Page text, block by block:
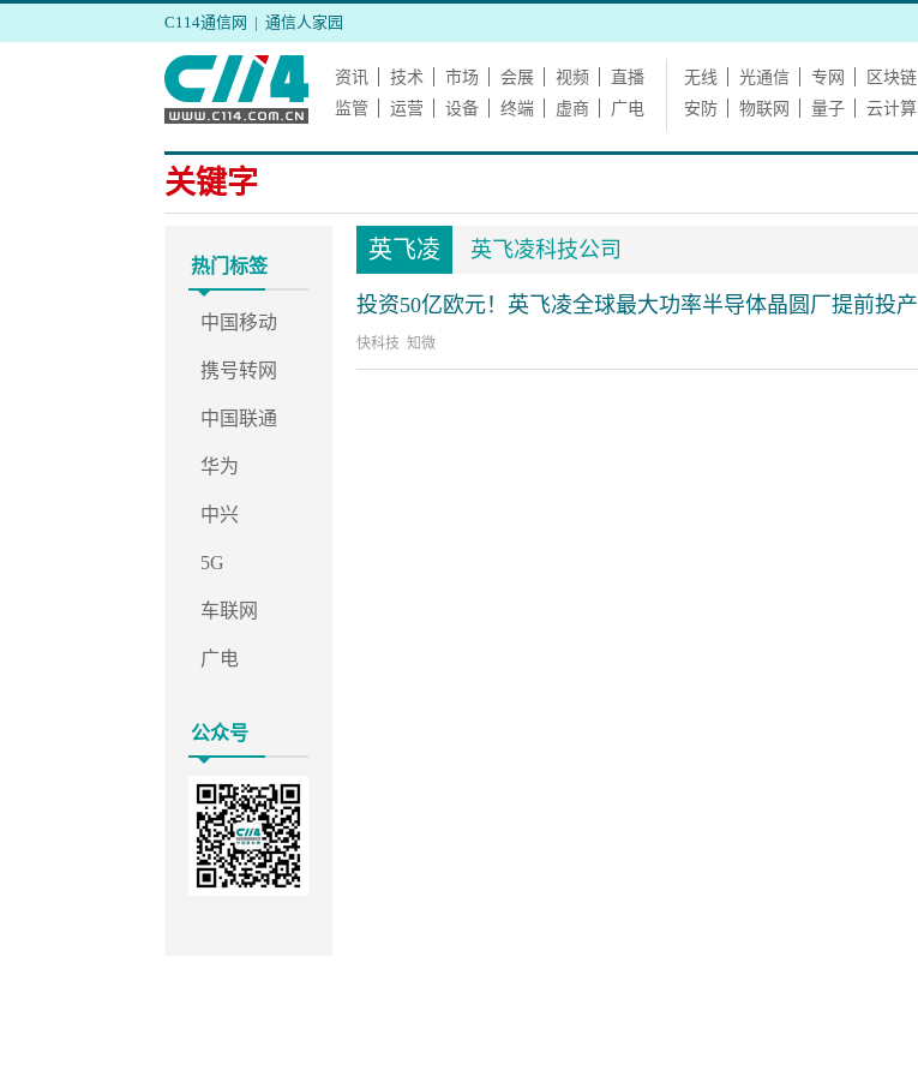
C114通信网 | 通信人家园
资讯 技术 市场 会展 视频
直播
监管
运营 设备 终端 虚商 广电
无线 光通信 专网 区块链
安防
物联网 量子 云计算
关键字
热门标签
中国移动
携号转网
中国联通
华为
中兴
5G
车联网
广电
公众号
英飞凌 英飞凌科技公司
投资50亿欧元！英飞凌全球最大功率半导体晶圆厂提前投产
快科技 知微